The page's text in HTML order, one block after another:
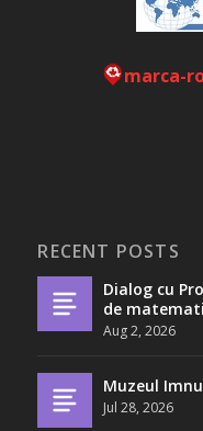
marca-
RECENT POSTS
Dialog cu
de
Aug 2, 2026
Muzeul
Jul 28, 2026